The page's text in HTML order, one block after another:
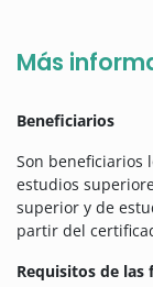
Más
Beneficiarios
Son beneficiarios
estudios
superior y de
partir del
Requisitos de